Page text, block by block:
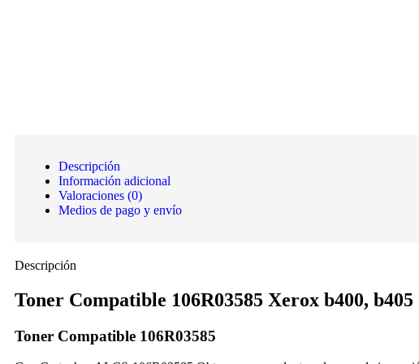
Descripción
Información adicional
Valoraciones (0)
Medios de pago y envío
Descripción
Toner Compatible 106R03585 Xerox b400, b405
Toner Compatible 106R03585